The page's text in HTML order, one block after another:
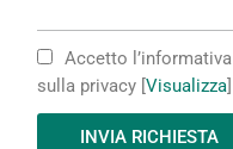
Accetto l’informativa
sulla privacy [Visualizza]
INVIA RICHIESTA